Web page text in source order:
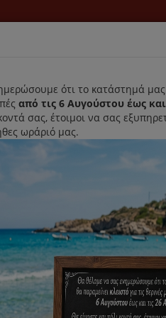
Παραλαβή-
Original
Κωδικός : R129
Διαθεσιμότητα :
ότι το κατάστημά μας
από τις 6 Αυγούστου έως
σας, έτοιμοι να σας
ωράριό μας.